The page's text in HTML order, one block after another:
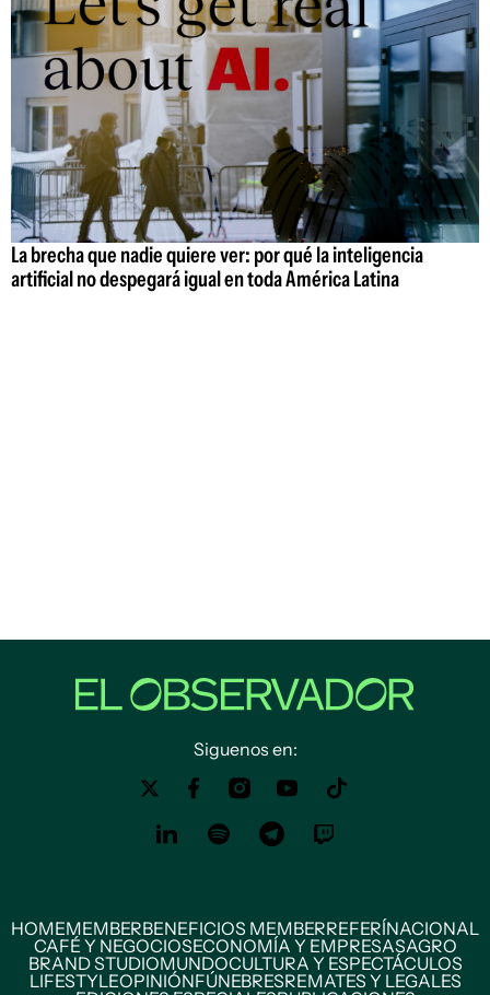
La brecha que nadie quiere ver: por qué la inteligencia
artificial no despegará igual en toda América Latina
Siguenos en:
HOMEMEMBERBENEFICIOS MEMBERREFERÍNACIONAL
CAFÉ Y NEGOCIOSECONOMÍA Y EMPRESASAGRO
BRAND STUDIOMUNDOCULTURA Y ESPECTÁCULOS
LIFESTYLEOPINIÓNFÚNEBRESREMATES Y LEGALES